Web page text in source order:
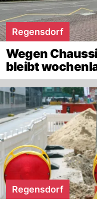
Regensdorf
Wegen
bleibt
Regensdorf